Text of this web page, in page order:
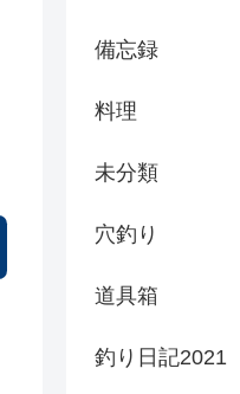
備忘録
料理
未分類
穴釣り
道具箱
釣り日記2021